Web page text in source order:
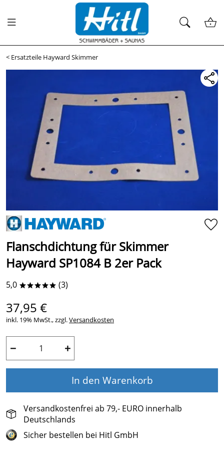
< Ersatzteile Hayward Skimmer
Flanschdichtung für Skimmer
Hayward SP1084 B 2er Pack
5,0 ***** (3)
37,95 €
inkl. 19% MwSt., zzgl.Versandkosten
− +
In den Warenkorb
Versandkostenfrei ab 79,- EURO innerhalb
Deutschlands
Sicher bestellen bei Hitl GmbH